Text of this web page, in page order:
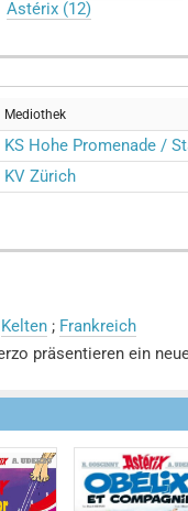
Astérix (12)
Mediothek
KS Hohe Promenade /
KV Zürich
Kelten; Frankreich
präsentieren ein